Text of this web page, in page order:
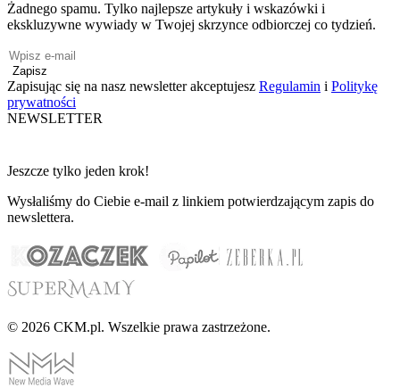
Żadnego spamu. Tylko najlepsze artykuły i wskazówki i
ekskluzywne wywiady w Twojej skrzynce odbiorczej co tydzień.
Zapisz
Zapisując się na nasz newsletter akceptujesz Regulamin i Politykę
prywatności
NEWSLETTER
Jeszcze tylko jeden krok!
Wysłaliśmy do Ciebie e-mail z linkiem potwierdzającym zapis do
newslettera.
© 2026 CKM.pl. Wszelkie prawa zastrzeżone.